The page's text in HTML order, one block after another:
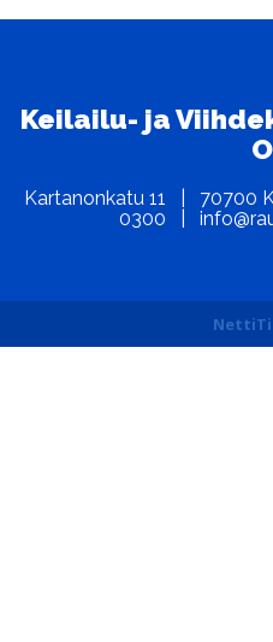
Keilailu- ja
Kartanonkatu 11 | 70700
0300 |